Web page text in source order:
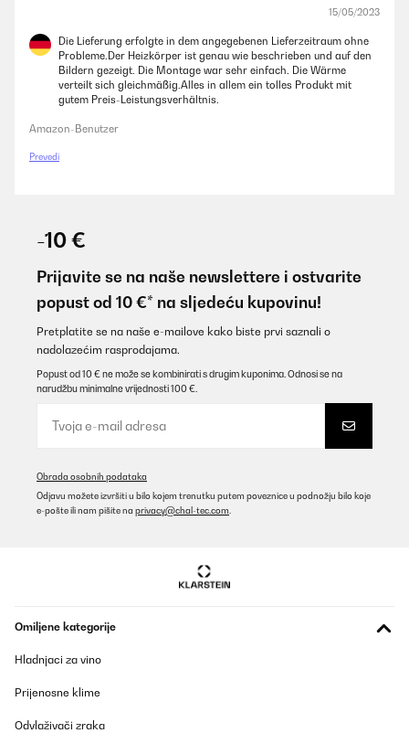
15/05/2023
Die Lieferung erfolgte in dem angegebenen Lieferzeitraum ohne
Probleme.Der Heizkörper ist genau wie beschrieben und auf den
Bildern gezeigt. Die Montage war sehr einfach. Die Wärme
verteilt sich gleichmäßig.Alles in allem ein tolles Produkt mit
gutem Preis-Leistungsverhältnis.
Amazon-Benutzer
Prevedi
-10 €
Prijavite se na naše newslettere i ostvarite
popust od 10 €* na sljedeću kupovinu!
Pretplatite se na naše e-mailove kako biste prvi saznali o
nadolazećim rasprodajama.
Popust od 10 € ne može se kombinirati s drugim kuponima. Odnosi se na
narudžbu minimalne vrijednosti 100 €.
Obrada osobnih podataka
Odjavu možete izvršiti u bilo kojem trenutku putem poveznice u podnožju bilo koje
e-pošte ili nam pišite na privacy@chal-tec.com
Omiljene kategorije
Hladnjaci za vino
Prijenosne klime
Odvlaživači zraka